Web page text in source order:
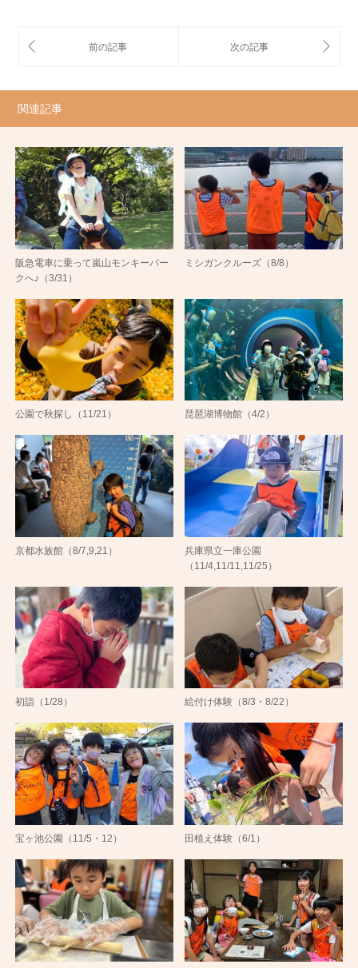
関連記事
阪急電車に乗って嵐山モンキーパー
クへ♪（3/31）
ミシガンクルーズ（8/8）
公園で秋探し（11/21） 琵琶湖博物館（4/2）
京都水族館（8/7,9,21）
兵庫県立一庫公園
（11/4,11/11,11/25）
初詣（1/28） 絵付け体験（8/3・8/22）
宝ヶ池公園（11/5・12） 田植え体験（6/1）